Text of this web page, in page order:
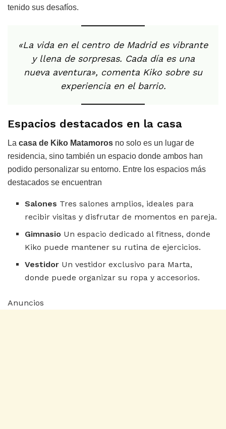
tenido sus desafíos.
«La vida en el centro de Madrid es vibrante
y llena de sorpresas. Cada día es una
nueva aventura», comenta Kiko sobre su
experiencia en el barrio.
Espacios destacados en la casa
La casa de Kiko Matamoros no solo es un lugar de
residencia, sino también un espacio donde ambos han
podido personalizar su entorno. Entre los espacios más
destacados se encuentran
Salones Tres salones amplios, ideales para
recibir visitas y disfrutar de momentos en pareja.
Gimnasio Un espacio dedicado al fitness, donde
Kiko puede mantener su rutina de ejercicios.
Vestidor Un vestidor exclusivo para Marta,
donde puede organizar su ropa y accesorios.
Anuncios